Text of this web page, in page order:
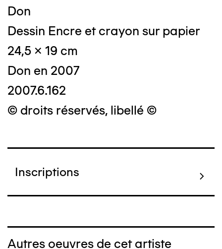
Don
Dessin Encre et crayon sur papier
24,5 x 19 cm
Don en 2007
2007.6.162
© droits réservés, libellé ©
Inscriptions
Autres oeuvres de cet artiste